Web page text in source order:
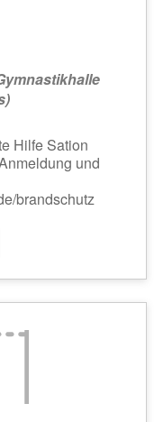
Hilfe Sation
und
brandschutz